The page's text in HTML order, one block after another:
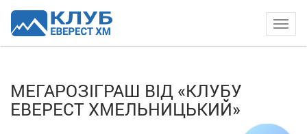
МЕГАРОЗІГРАШ ВІД «КЛУБУ
ЕВЕРЕСТ ХМЕЛЬНИЦЬКИЙ»